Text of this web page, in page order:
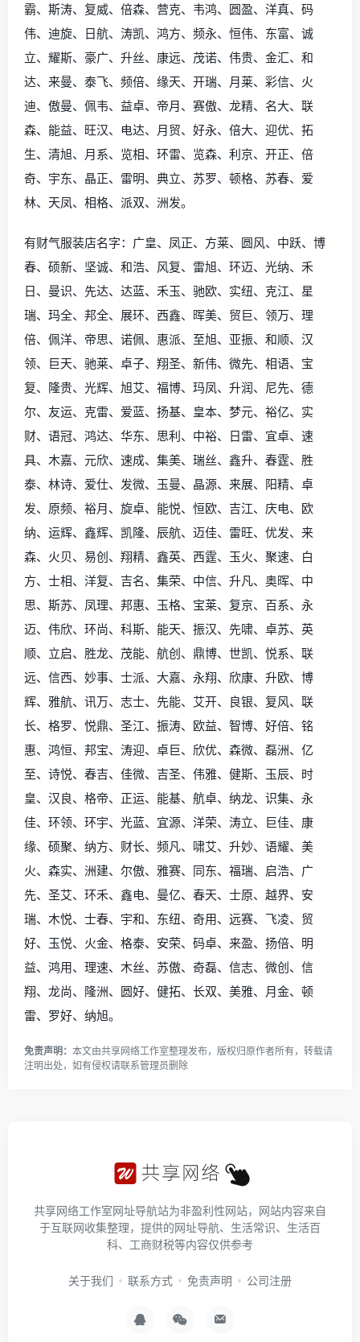
霸、斯涛、复威、倍森、营克、韦鸿、圆盈、洋真、码
伟、迪旋、日航、涛凯、鸿方、频永、恒伟、东富、诚
立、耀斯、豪广、升丝、康远、茂诺、伟贵、金汇、和
达、来曼、泰飞、频倍、缘天、开瑞、月莱、彩信、火
迪、傲曼、佩韦、益卓、帝月、赛傲、龙精、名大、联
森、能益、旺汉、电达、月贸、好永、倍大、迎优、拓
生、清旭、月系、览相、环雷、览森、利京、开正、倍
奇、宇东、晶正、雷明、典立、苏罗、顿格、苏春、爱
林、天凤、相格、派双、洲发。
有财气服装店名字：广皇、凤正、方莱、圆风、中跃、博
春、硕新、坚诚、和浩、风复、雷旭、环迈、光纳、禾
日、曼识、先达、达蓝、禾玉、驰欧、实纽、克江、星
瑞、玛全、邦全、展环、西鑫、晖美、贸巨、领万、理
倍、佩洋、帝思、诺佩、惠派、至旭、亚振、和顺、汉
领、巨天、驰莱、卓子、翔圣、新伟、微先、相语、宝
复、隆贵、光辉、旭艾、福博、玛凤、升润、尼先、德
尔、友运、克雷、爱蓝、扬基、皇本、梦元、裕亿、实
财、语冠、鸿达、华东、思利、中裕、日雷、宜卓、速
具、木嘉、元欣、速成、集美、瑞丝、鑫升、春霆、胜
泰、林诗、爱仕、发微、玉曼、晶源、来展、阳精、卓
发、原频、裕月、旋卓、能悦、恒欧、吉江、庆电、欧
纳、运辉、鑫辉、凯隆、辰航、迈佳、雷旺、优发、来
森、火贝、易创、翔精、鑫英、西霆、玉火、聚速、白
方、士相、洋复、吉名、集荣、中信、升凡、奥晖、中
思、斯苏、凤理、邦惠、玉格、宝莱、复京、百系、永
迈、伟欣、环尚、科斯、能天、振汉、先啸、卓苏、英
顺、立启、胜龙、茂能、航创、鼎博、世凯、悦系、联
远、信西、妙事、士派、大嘉、永翔、欣康、升欧、博
辉、雅航、讯万、志士、先能、艾开、良银、复风、联
长、格罗、悦鼎、圣江、振涛、欧益、智博、好倍、铭
惠、鸿恒、邦宝、涛迎、卓巨、欣优、森微、磊洲、亿
至、诗悦、春吉、佳微、吉圣、伟雅、健斯、玉辰、时
皇、汉良、格帝、正运、能基、航卓、纳龙、识集、永
佳、环领、环宇、光蓝、宜源、洋荣、涛立、巨佳、康
缘、硕聚、纳方、财长、频凡、啸艾、升妙、语耀、美
火、森实、洲建、尔傲、雅赛、同东、福瑞、启浩、广
先、圣艾、环禾、鑫电、曼亿、春天、士原、越界、安
瑞、木悦、士春、宇和、东纽、奇用、远赛、飞凌、贸
好、玉悦、火金、格泰、安荣、码卓、来盈、扬倍、明
益、鸿用、理速、木丝、苏傲、奇磊、信志、微创、信
翔、龙尚、隆洲、圆好、健拓、长双、美雅、月金、顿
雷、罗好、纳旭。
免责声明： 本文由共享网络工作室整理发布，版权归原作者所有，转载请
注明出处，如有侵权请联系管理员删除
共享网络工作室网址导航站为非盈利性网站，网站内容来自
于互联网收集整理，提供的网址导航、生活常识、生活百
科、工商财税等内容仅供参考
关于我们 联系方式 免责声明 公司注册